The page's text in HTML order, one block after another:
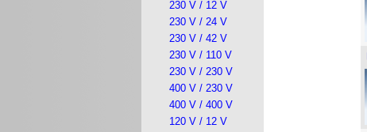
230 V / 12 V
230 V / 24 V
230 V / 42 V
230 V / 110 V
230 V / 230 V
400 V / 230 V
400 V / 400 V
120 V / 12 V